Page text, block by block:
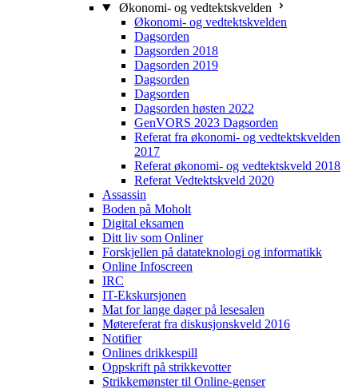
Økonomi- og vedtektskvelden
Økonomi- og vedtektskvelden
Dagsorden
Dagsorden 2018
Dagsorden 2019
Dagsorden
Dagsorden
Dagsorden høsten 2022
GenVORS 2023 Dagsorden
Referat fra økonomi- og vedtektskvelden
2017
Referat økonomi- og vedtektskveld 2018
Referat Vedtektskveld 2020
Assassin
Boden på Moholt
Digital eksamen
Ditt liv som Onliner
Forskjellen på datateknologi og informatikk
Online Infoscreen
IRC
IT-Ekskursjonen
Mat for lange dager på lesesalen
Møtereferat fra diskusjonskveld 2016
Notifier
Onlines drikkespill
Oppskrift på strikkevotter
Strikkemønster til Online-genser